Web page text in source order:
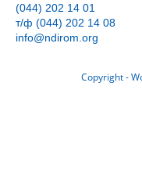
(044) 202 14 01
т/ф (044) 202 14 08
info@ndirom.org
Copyright -